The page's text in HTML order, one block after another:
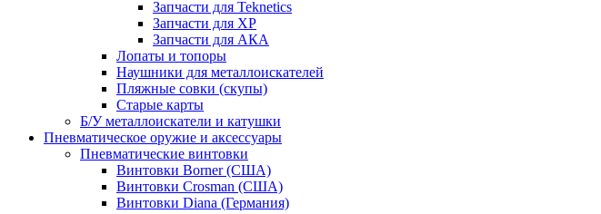
Запчасти для Teknetics
Запчасти для XP
Запчасти для АКА
Лопаты и топоры
Наушники для металлоискателей
Пляжные совки (скупы)
Старые карты
Б/У металлоискатели и катушки
Пневматическое оружие и аксессуары
Пневматические винтовки
Винтовки Borner (США)
Винтовки Crosman (США)
Винтовки Diana (Германия)